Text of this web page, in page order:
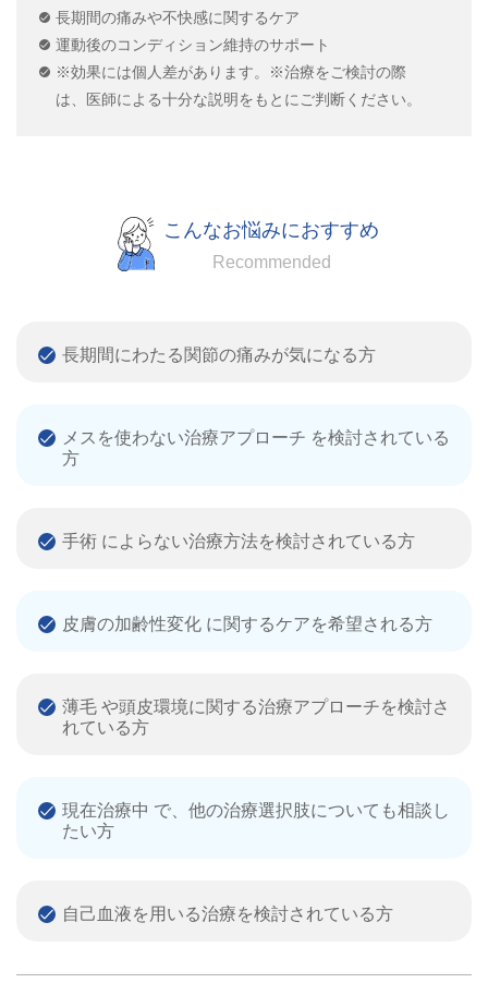
長期間の痛みや不快感に関するケア
運動後のコンディション維持のサポート
※効果には個人差があります。※治療をご検討の際
は、医師による十分な説明をもとにご判断ください。
こんなお悩みにおすすめ
Recommended
長期間にわたる関節の痛みが気になる方
メスを使わない治療アプローチ を検討されている
方
手術 によらない治療方法を検討されている方
皮膚の加齢性変化 に関するケアを希望される方
薄毛 や頭皮環境に関する治療アプローチを検討さ
れている方
現在治療中 で、他の治療選択肢についても相談し
たい方
自己血液を用いる治療を検討されている方